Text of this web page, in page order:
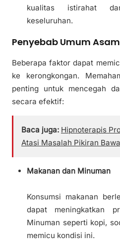
kualitas istirahat
keseluruhan.
Penyebab Umum
Beberapa faktor dapat
ke kerongkongan.
penting untuk mencegah
secara efektif:
Baca juga: Hipnoterapis
Atasi Masalah Pikiran
Makanan dan Minuman
Konsumsi makanan
dapat meningkatkan
Minuman seperti kopi,
memicu kondisi ini.